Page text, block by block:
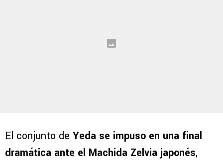
El conjunto de Yeda se impuso en una final
dramática ante el Machida Zelvia japonés,